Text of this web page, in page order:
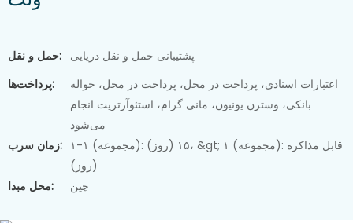
حمل و نقل: پشتیبانی حمل و نقل دریایی
پرداخت‌ها:
اعتبارات اسنادی، پرداخت در محل، پرداخت در محل، حواله
بانکی، وسترن یونیون، مانی گرام، استئوآرتریت انجام
می‌شود
زمان سرب: ۱-۱ (مجموعه): ۱۵ (روز)، &gt; ۱ (مجموعه): قابل مذاکره
(روز)
محل مبدا:
چین